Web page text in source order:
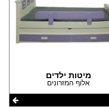
מיטות ילדים
אלוף המזרונים